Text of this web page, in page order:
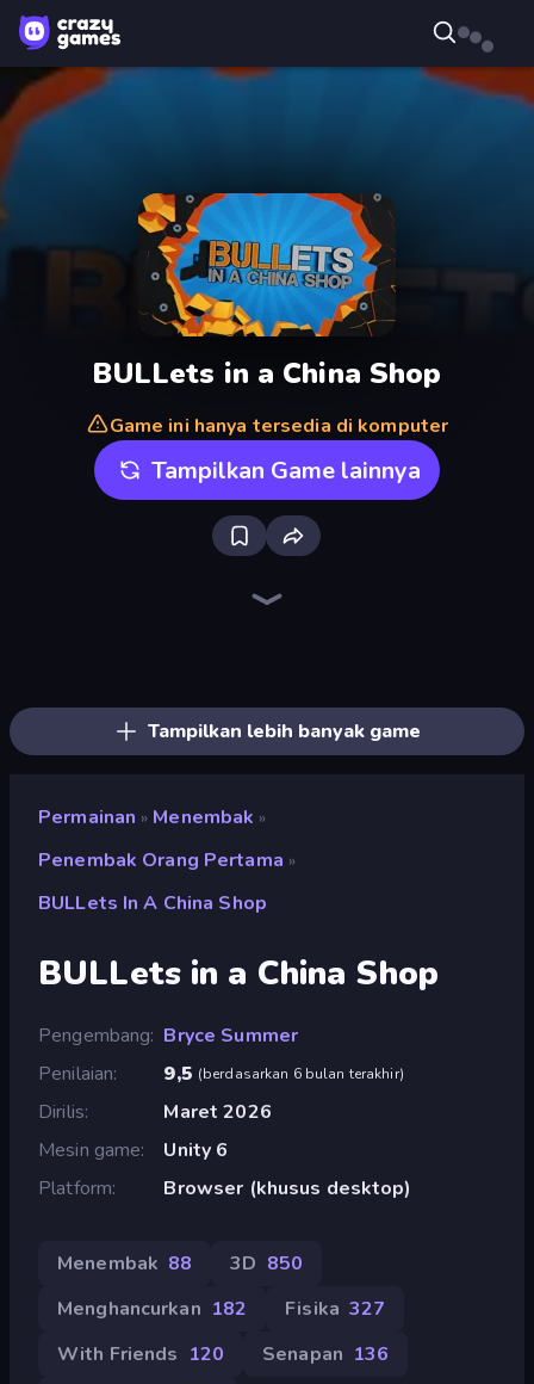
BULLets in a China Shop
Game ini hanya tersedia di komputer
Tampilkan Game lainnya
Tampilkan lebih banyak game
Permainan » Menembak »
Penembak Orang Pertama »
BULLets In A China Shop
BULLets in a China Shop
Pengembang Bryce Summer
Penilaian
9,5 (berdasarkan 6 bulan terakhir)
Dirilis
Maret 2026
Mesin game
Unity 6
Platform
Browser (khusus desktop)
Menembak 88 3D 850
Menghancurkan 182 Fisika 327
With Friends 120 Senapan 136